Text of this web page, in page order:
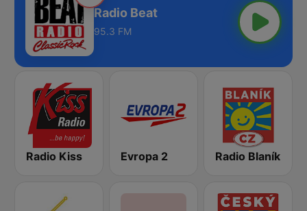
Radio Beat
95.3 FM
Radio Kiss Evropa 2 Radio Blaník